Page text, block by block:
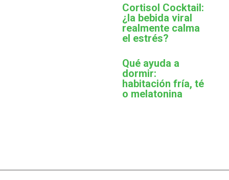
Cortisol Cocktail:
¿la bebida viral
realmente calma
el estrés?
Qué ayuda a
dormir:
habitación fría, té
o melatonina